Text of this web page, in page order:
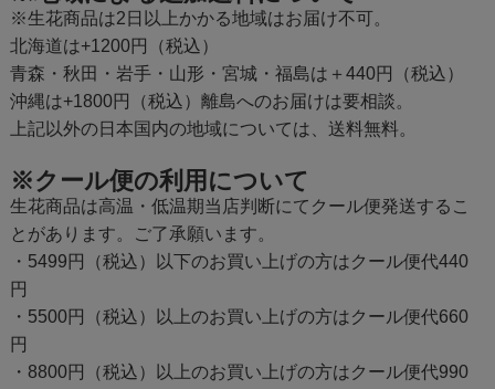
※生花商品は2日以上かかる地域はお届け不可。
北海道は+1200円（税込）
青森・秋田・岩手・山形・宮城・福島は＋440円（税込）
沖縄は+1800円（税込）離島へのお届けは要相談。
上記以外の日本国内の地域については、送料無料。
※クール便の利用について
生花商品は高温・低温期当店判断にてクール便発送するこ
とがあります。ご了承願います。
・5499円（税込）以下のお買い上げの方はクール便代440
円
・5500円（税込）以上のお買い上げの方はクール便代660
円
・8800円（税込）以上のお買い上げの方はクール便代990